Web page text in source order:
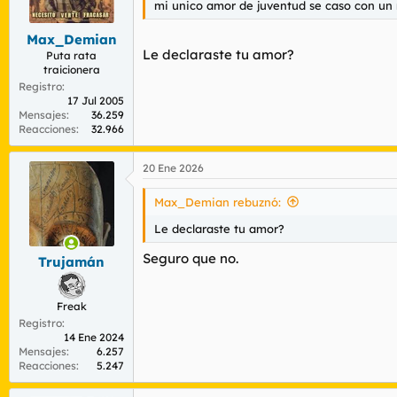
d
e
e
a
n
i
c
Max_Demian
Puta rata
traicionera
Registro
17 Jul 2005
Mensajes
36.259
Reacciones
32.966
mi unico amor de juventud se caso con
Le declaraste tu amor?
Trujamán
Freak
Registro
14 Ene 2024
Mensajes
6.257
Reacciones
5.247
20 Ene 2026
Max_Demian rebuznó:
Le declaraste tu amor?
Seguro que no.